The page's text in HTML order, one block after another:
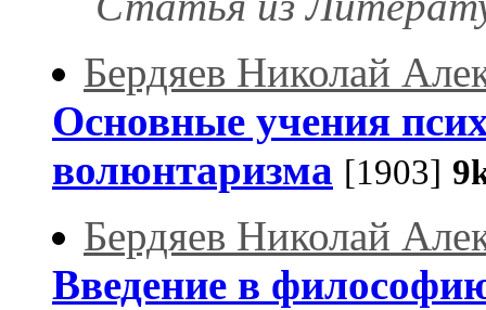
Бердяев Николай
Основные учения
волюнтаризма [1903]
Бердяев Николай
Введение в